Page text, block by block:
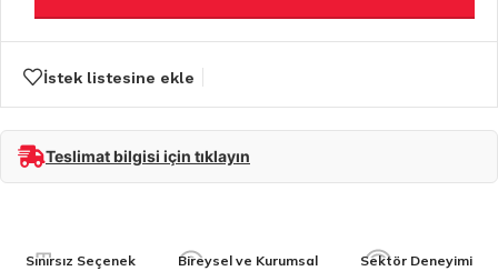
İstek listesine ekle
Teslimat bilgisi için tıklayın
Sınırsız Seçenek Bireysel ve Kurumsal Sektör Deneyimi